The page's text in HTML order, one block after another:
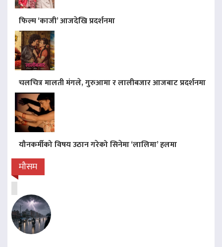
फिल्म ‘काजी’ आजदेखि प्रदर्शनमा
चलचित्र मालती मंगले, गुरुआमा र लालीबजार आजबाट प्रदर्शनमा
यौनकर्मीको विषय उठान गरेको सिनेमा ‘लालिमा’ हलमा
मौसम